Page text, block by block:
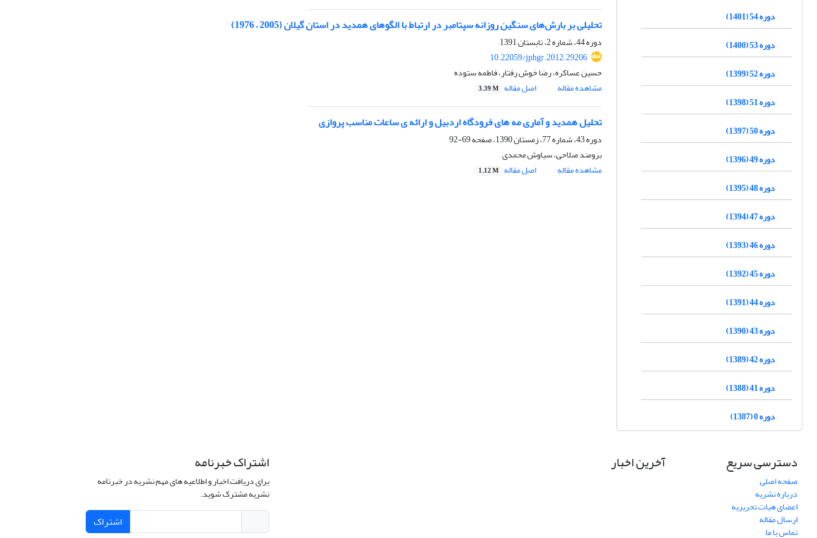
تحلیلی بر بارش‌های سنگین روزانه سپتامبر در ارتباط با الگوهای همدید در استان گیلان (2005 – 1976)
دوره 44، شماره 2، تابستان 1391
10.22059/jphgr.2012.29206
حسین عساکره، رضا خوش رفتار، فاطمه ستوده
مشاهده مقاله
اصل مقاله 3.39 M
تحلیل همدید و آماری مه های فرودگاه اردبیل و ارائه ی ساعات مناسب پروازی
دوره 43، شماره 77، زمستان 1390، صفحه
69-92
برومند صلاحی، سیاوش محمدی
مشاهده مقاله
اصل مقاله 1.12 M
دوره 54 (1401)
دوره 53 (1400)
دوره 52 (1399)
دوره 51 (1398)
دوره 50 (1397)
دوره 49 (1396)
دوره 48 (1395)
دوره 47 (1394)
دوره 46 (1393)
دوره 45 (1392)
دوره 44 (1391)
دوره 43 (1390)
دوره 42 (1389)
دوره 41 (1388)
دوره 0 (1387)
دسترسی سریع
صفحه اصلی
درباره نشریه
اعضای هیات تحریریه
ارسال مقاله
تماس با ما
آخرین اخبار اشتراک خبرنامه
برای دریافت اخبار و اطلاعیه های مهم نشریه در خبرنامه
نشریه مشترک شوید.
اشتراک